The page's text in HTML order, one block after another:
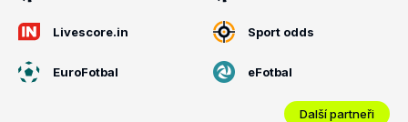
Livescore.in Sport odds
EuroFotbal eFotbal
Další partneři